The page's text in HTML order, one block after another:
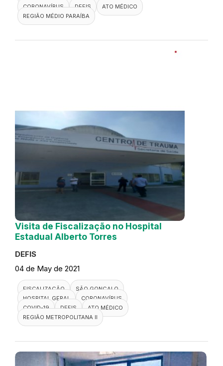
CORONAVÍRUS
DEFIS
ATO MÉDICO
REGIÃO MÉDIO PARAÍBA
Visita de Fiscalização no Hospital
Estadual Alberto Torres
DEFIS
04 de May de 2021
FISCALIZAÇÃO
SÃO GONÇALO
HOSPITAL GERAL
CORONAVÍRUS
COVID-19
DEFIS
ATO MÉDICO
REGIÃO METROPOLITANA II